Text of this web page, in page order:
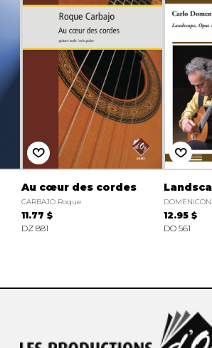
Au cœur des cordes
CARBAJO Roque
11.77 $
DZ 881
12.95 $
DO 561